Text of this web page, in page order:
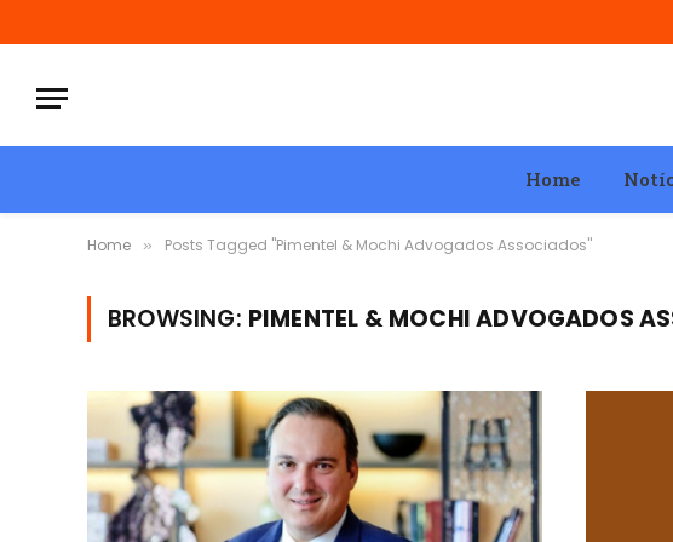
Home
Home » Posts Tagged "Pimentel & Mochi Advogados Associados"
BROWSING: PIMENTEL & MOCHI ADVOGADOS